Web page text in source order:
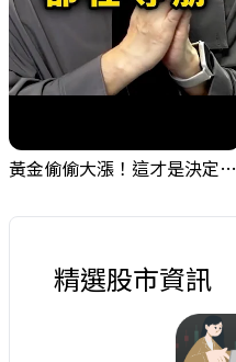
黃金偷偷大漲！這才是決定台股生死的「真風向球」！｜Mr.Jimmy高志銘 #黃金 #美元指數 #聯準會
精選股市資訊